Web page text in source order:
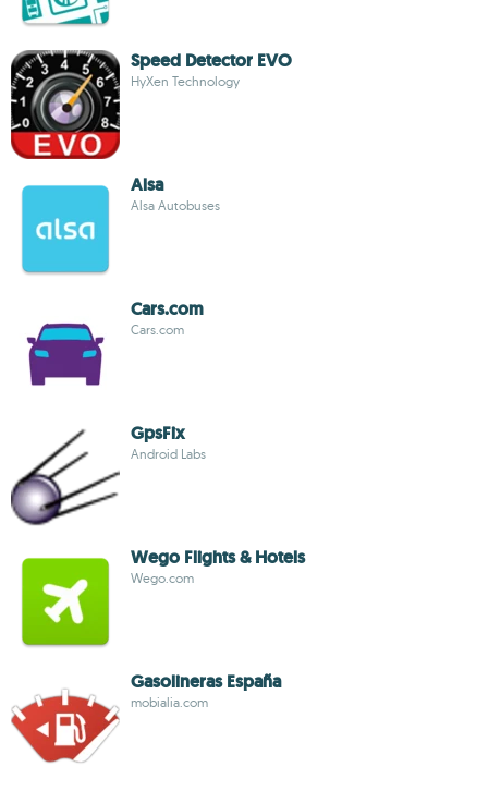
Speed Detector EVO
HyXen Technology
Alsa
Alsa Autobuses
Cars.com
Cars.com
GpsFix
Android Labs
Wego Flights & Hotels
Wego.com
Gasolineras España
mobialia.com